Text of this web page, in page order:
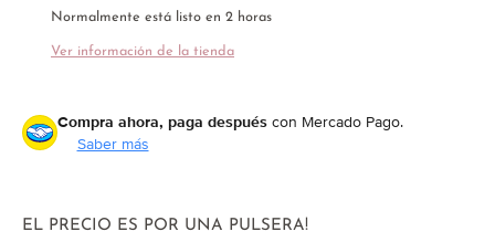
Normalmente está listo en 2 horas
Ver información de la tienda
Compra ahora, paga después con Mercado Pago.
Saber más
EL PRECIO ES POR UNA PULSERA!